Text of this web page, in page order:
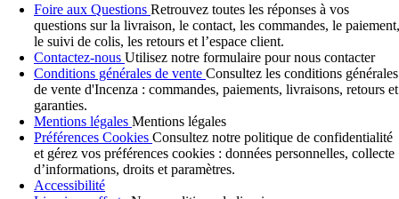
Foire aux Questions Retrouvez toutes les réponses à vos
questions sur la livraison, le contact, les commandes, le paiement,
le suivi de colis, les retours et l’espace client.
Contactez-nous Utilisez notre formulaire pour nous contacter
Conditions générales de vente Consultez les conditions générales
de vente d'Incenza : commandes, paiements, livraisons, retours et
garanties.
Mentions légales Mentions légales
Préférences Cookies Consultez notre politique de confidentialité
et gérez vos préférences cookies : données personnelles, collecte
d’informations, droits et paramètres.
Accessibilité